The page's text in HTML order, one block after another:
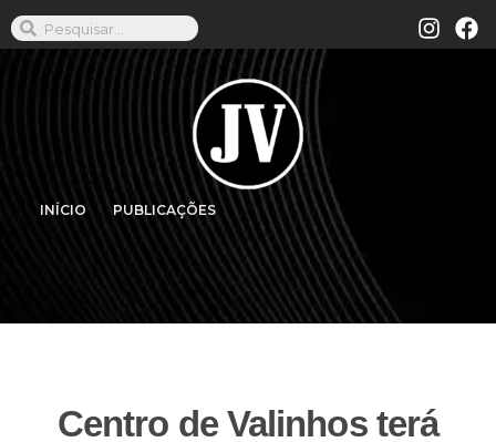
INÍCIO PUBLICAÇÕES
Centro de Valinhos terá